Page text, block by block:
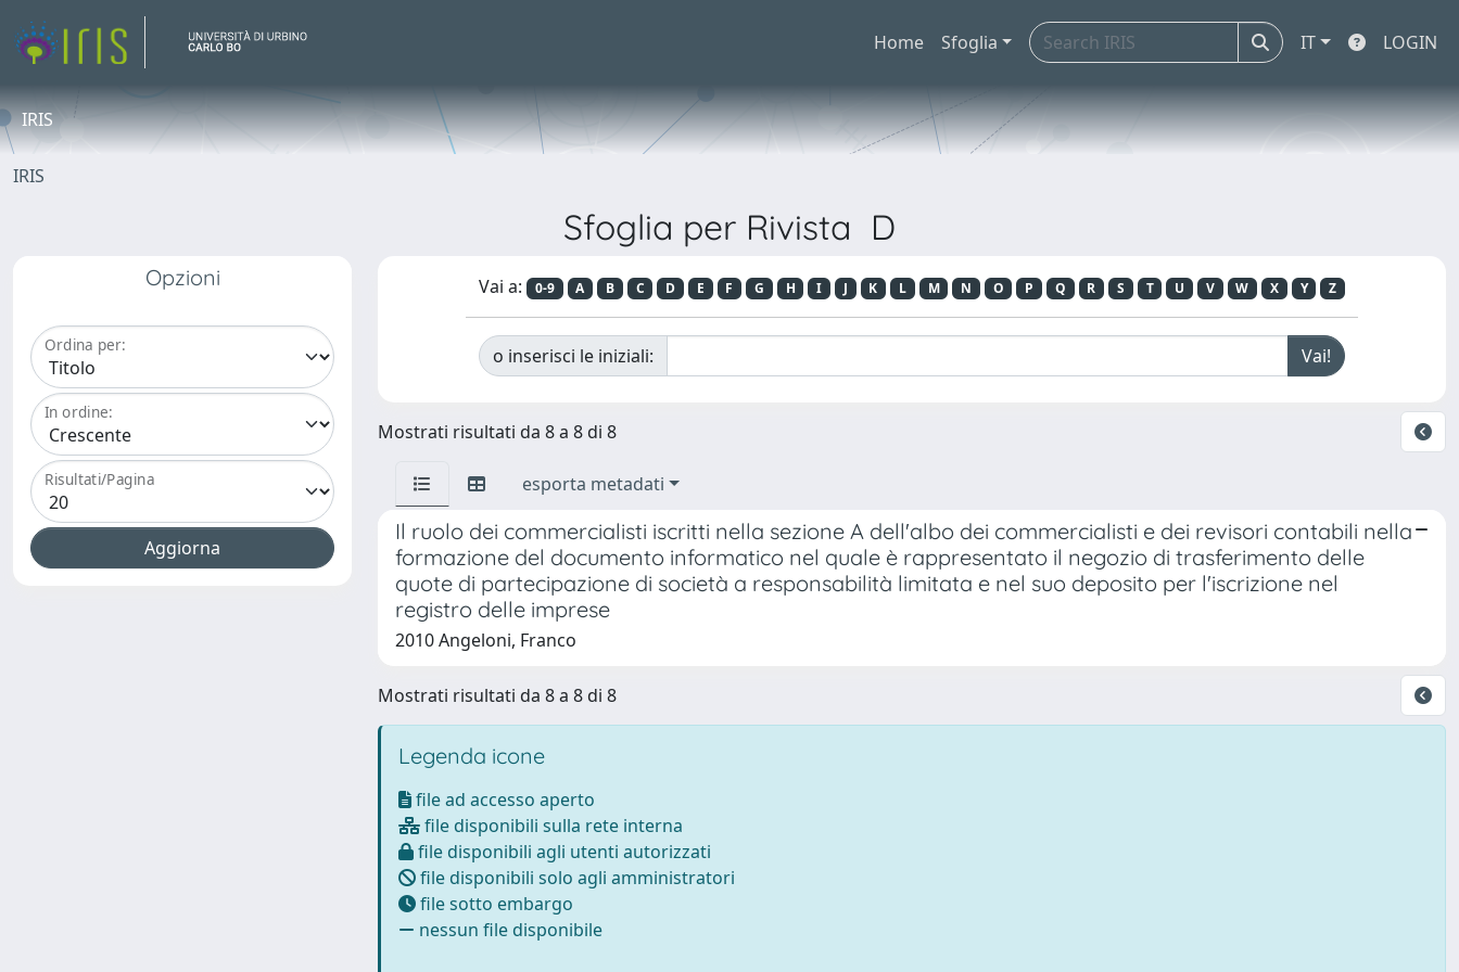
Home Sfoglia IT LOGIN
IRIS
IRIS
Sfoglia per Rivista D
Opzioni
Ordina per:
In ordine:
Risultati/Pagina
Vai a: 0-9 A B C D E F G H I J K L M N O P Q R S T U V W X Y Z
o inserisci le iniziali:
Mostrati risultati da 8 a 8 di 8
esporta metadati
Il ruolo dei commercialisti iscritti nella sezione A dell'albo dei commercialisti e dei revisori contabili nella
formazione del documento informatico nel quale è rappresentato il negozio di trasferimento delle
quote di partecipazione di società a responsabilità limitata e nel suo deposito per l'iscrizione nel
registro delle imprese
2010 Angeloni, Franco
Mostrati risultati da 8 a 8 di 8
Legenda icone
file ad accesso aperto
file disponibili sulla rete interna
file disponibili agli utenti autorizzati
file disponibili solo agli amministratori
file sotto embargo
nessun file disponibile